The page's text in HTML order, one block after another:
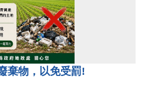
棄物，以免受罰!